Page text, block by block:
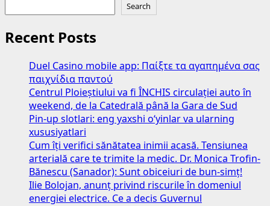
Search
Recent Posts
Duel Casino mobile app: Παίξτε τα αγαπημένα σας
παιχνίδια παντού
Centrul Ploieștiului va fi ÎNCHIS circulației auto în
weekend, de la Catedrală până la Gara de Sud
Pin-up slotlari: eng yaxshi o‘yinlar va ularning
xususiyatlari
Cum îți verifici sănătatea inimii acasă. Tensiunea
arterială care te trimite la medic. Dr. Monica Trofin-
Bănescu (Sanador): Sunt obiceiuri de bun-simț!
Ilie Bolojan, anunț privind riscurile în domeniul
energiei electrice. Ce a decis Guvernul